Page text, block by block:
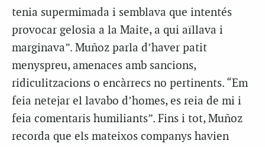
tenia supermimada i semblava que intentés
provocar gelosia a la Maite, a qui aïllava i
marginava”. Muñoz parla d’haver patit
menyspreu, amenaces amb sancions,
ridiculitzacions o encàrrecs no pertinents. “Em
feia netejar el lavabo d’homes, es reia de mi i
feia comentaris humiliants”. Fins i tot, Muñoz
recorda que els mateixos companys havien